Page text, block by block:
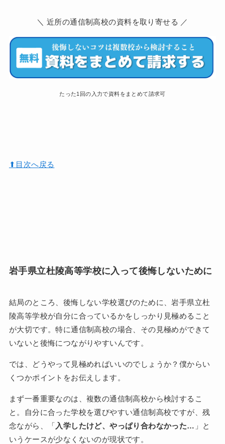
＼ 近所の通信制高校の資料を取り寄せる ／
たった1回の入力で資料をまとめて請求可
⬆︎目次へ戻る
岩手県立杜陵高等学校に入って後悔しないために
結局のところ、後悔しない学校選びのために、岩手県立杜
陵高等学校が自分に合っているかをしっかり見極めること
が大切です。特に通信制高校の場合、その見極めができて
いないと後悔につながりやすいんです。
では、どうやって見極めればいいのでしょうか？僕からい
くつかポイントをお伝えします。
まず一番重要なのは、複数の通信制高校から検討するこ
と。自分に合った学校を選びやすい通信制高校ですが、残
念ながら、「 入学したけど、やっぱり合わなかった… 」と
いうケースが少なくないのが現状です。